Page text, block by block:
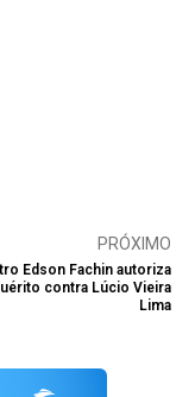
PRÓXIMO
Edson Fachin autoriza
contra Lúcio Vieira
Lima